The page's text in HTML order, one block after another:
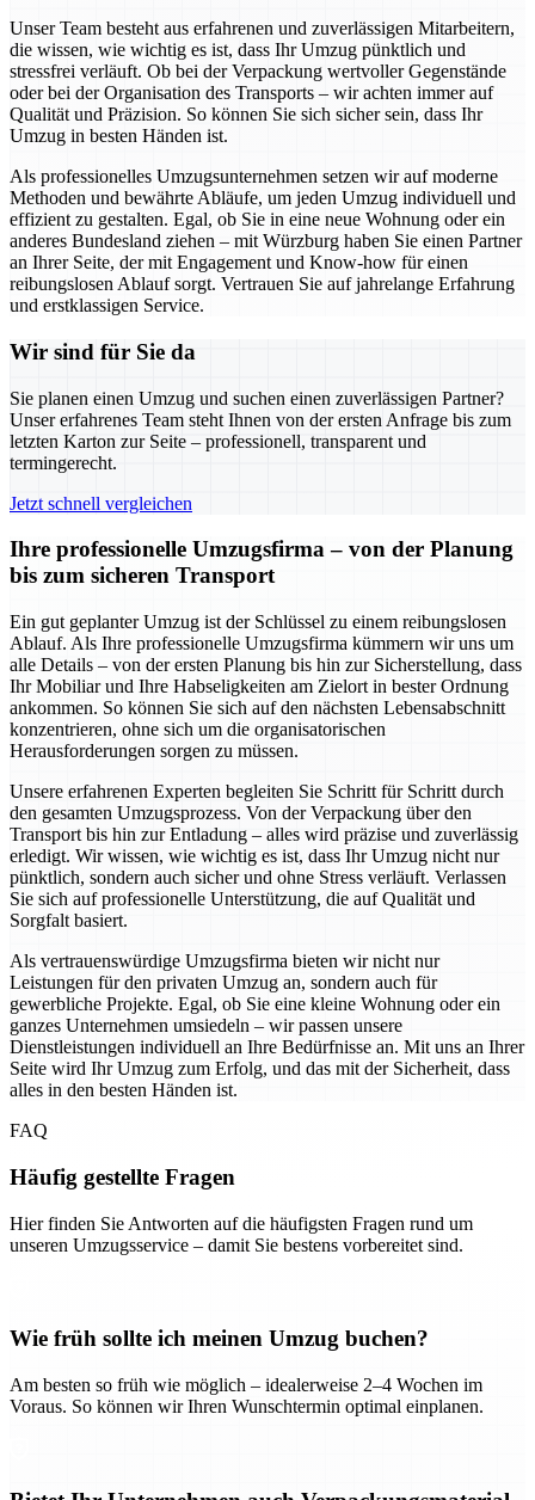
Unser Team besteht aus erfahrenen und zuverlässigen Mitarbeitern,
die wissen, wie wichtig es ist, dass Ihr Umzug pünktlich und
stressfrei verläuft. Ob bei der Verpackung wertvoller Gegenstände
oder bei der Organisation des Transports – wir achten immer auf
Qualität und Präzision. So können Sie sich sicher sein, dass Ihr
Umzug in besten Händen ist.
Als professionelles Umzugsunternehmen setzen wir auf moderne
Methoden und bewährte Abläufe, um jeden Umzug individuell und
effizient zu gestalten. Egal, ob Sie in eine neue Wohnung oder ein
anderes Bundesland ziehen – mit Würzburg haben Sie einen Partner
an Ihrer Seite, der mit Engagement und Know-how für einen
reibungslosen Ablauf sorgt. Vertrauen Sie auf jahrelange Erfahrung
und erstklassigen Service.
Wir sind für Sie da
Sie planen einen Umzug und suchen einen zuverlässigen Partner?
Unser erfahrenes Team steht Ihnen von der ersten Anfrage bis zum
letzten Karton zur Seite – professionell, transparent und
termingerecht.
Jetzt schnell vergleichen
Ihre professionelle Umzugsfirma – von der Planung
bis zum sicheren Transport
Ein gut geplanter Umzug ist der Schlüssel zu einem reibungslosen
Ablauf. Als Ihre professionelle Umzugsfirma kümmern wir uns um
alle Details – von der ersten Planung bis hin zur Sicherstellung, dass
Ihr Mobiliar und Ihre Habseligkeiten am Zielort in bester Ordnung
ankommen. So können Sie sich auf den nächsten Lebensabschnitt
konzentrieren, ohne sich um die organisatorischen
Herausforderungen sorgen zu müssen.
Unsere erfahrenen Experten begleiten Sie Schritt für Schritt durch
den gesamten Umzugsprozess. Von der Verpackung über den
Transport bis hin zur Entladung – alles wird präzise und zuverlässig
erledigt. Wir wissen, wie wichtig es ist, dass Ihr Umzug nicht nur
pünktlich, sondern auch sicher und ohne Stress verläuft. Verlassen
Sie sich auf professionelle Unterstützung, die auf Qualität und
Sorgfalt basiert.
Als vertrauenswürdige Umzugsfirma bieten wir nicht nur
Leistungen für den privaten Umzug an, sondern auch für
gewerbliche Projekte. Egal, ob Sie eine kleine Wohnung oder ein
ganzes Unternehmen umsiedeln – wir passen unsere
Dienstleistungen individuell an Ihre Bedürfnisse an. Mit uns an Ihrer
Seite wird Ihr Umzug zum Erfolg, und das mit der Sicherheit, dass
alles in den besten Händen ist.
FAQ
Häufig gestellte Fragen
Hier finden Sie Antworten auf die häufigsten Fragen rund um
unseren Umzugsservice – damit Sie bestens vorbereitet sind.
Wie früh sollte ich meinen Umzug buchen?
Am besten so früh wie möglich – idealerweise 2–4 Wochen im
Voraus. So können wir Ihren Wunschtermin optimal einplanen.